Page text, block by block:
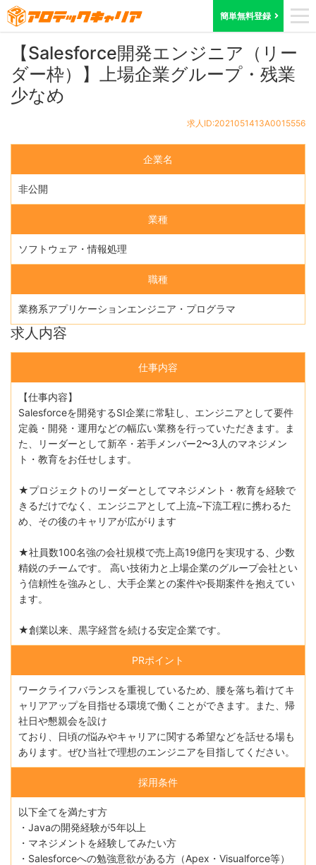
簡単無料登録
ホーム 求人検索 東京都 求人ID:2021051413A0015556
【Salesforce開発エンジニア（リー
ダー枠）】上場企業グループ・残業
少なめ
求人ID:2021051413A0015556
企業名
非公開
業種
ソフトウェア・情報処理
職種
業務系アプリケーションエンジニア・プログラマ
求人内容
仕事内容
【仕事内容】
Salesforceを開発するSI企業に常駐し、エンジニアとして要件
定義・開発・運用などの幅広い業務を行っていただきます。ま
た、リーダーとして新卒・若手メンバー2〜3人のマネジメン
ト・教育をお任せします。
★プロジェクトのリーダーとしてマネジメント・教育を経験で
きるだけでなく、エンジニアとして上流~下流工程に携わるた
め、その後のキャリアが広がります
★社員数100名強の会社規模で売上高19億円を実現する、少数
精鋭のチームです。 高い技術力と上場企業のグループ会社とい
う信頼性を強みとし、大手企業との案件や長期案件を抱えてい
ます。
★創業以来、黒字経営を続ける安定企業です。
PRポイント
ワークライフバランスを重視しているため、腰を落ち着けてキ
ャリアアップを目指せる環境で働くことができます。また、帰
社日や懇親会を設け
ており、日頃の悩みやキャリアに関する希望などを話せる場も
あります。ぜひ当社で理想のエンジニアを目指してください。
採用条件
以下全てを満たす方
・Javaの開発経験が5年以上
・マネジメントを経験してみたい方
・Salesforceへの勉強意欲がある方（Apex・Visualforce等）